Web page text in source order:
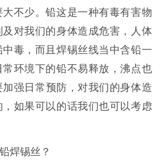
不少。铅这是一种有毒有害物
对我们的身体造成危害，人体
毒，而且焊锡丝线当中含铅一
环境下的铅不易释放，沸点也
强日常预防，对我们的身体造
如果可以的话我们也可以考虑
焊锡丝？